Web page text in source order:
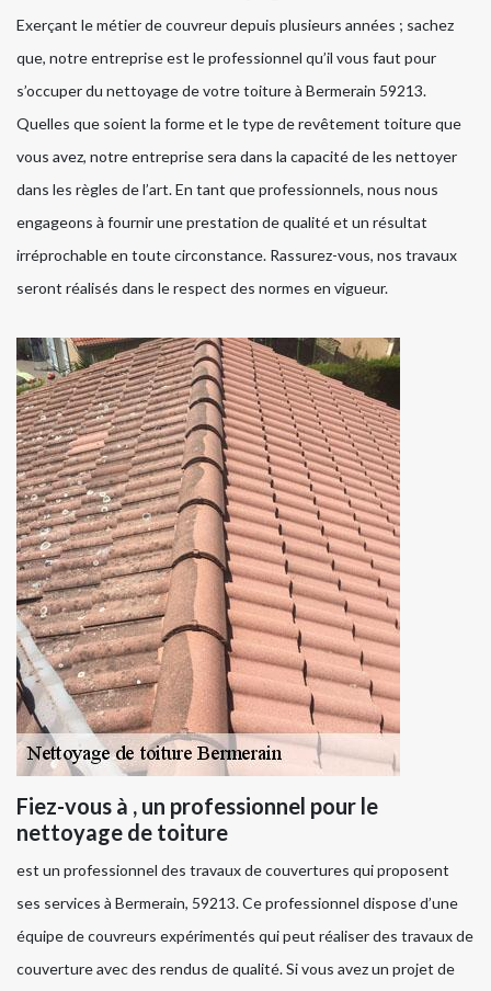
Exerçant le métier de couvreur depuis plusieurs années ; sachez
que, notre entreprise est le professionnel qu’il vous faut pour
s’occuper du nettoyage de votre toiture à Bermerain 59213.
Quelles que soient la forme et le type de revêtement toiture que
vous avez, notre entreprise sera dans la capacité de les nettoyer
dans les règles de l’art. En tant que professionnels, nous nous
engageons à fournir une prestation de qualité et un résultat
irréprochable en toute circonstance. Rassurez-vous, nos travaux
seront réalisés dans le respect des normes en vigueur.
Fiez-vous à , un professionnel pour le
nettoyage de toiture
est un professionnel des travaux de couvertures qui proposent
ses services à Bermerain, 59213. Ce professionnel dispose d’une
équipe de couvreurs expérimentés qui peut réaliser des travaux de
couverture avec des rendus de qualité. Si vous avez un projet de